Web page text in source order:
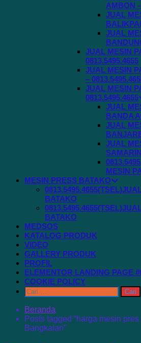
AMBON
JUAL
JUAL
JUAL MESIN
0813.5495.4655
JUAL MESIN
–
JUAL MESIN
0813.5495.4655
JUAL
BANDA
JUAL
JUAL
MESIN
MESIN PRESS BATAKO
BATAKO
BATAKO
MEDSOS
KATALOG PRODUK
VIDEO
GALLERY PRODUK
PROFIL
ELEMENTOR LANDING PAGE
COOKIE POLICY
Cari
untuk:
Beranda
Posts tagged “harga mesin
Bangkalan”